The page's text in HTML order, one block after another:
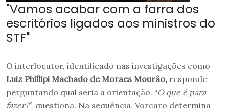
"Vamos acabar com a farra dos
escritórios ligados aos ministros do
STF"
O interlocutor, identificado nas investigações como
Luiz Phillipi Machado de Moraes Mourão, responde
perguntando qual seria a orientação. “O que é para
fazer?”, questiona. Na sequência, Vorcaro determina